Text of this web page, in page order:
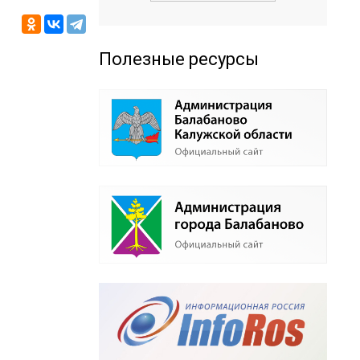
Полезные ресурсы